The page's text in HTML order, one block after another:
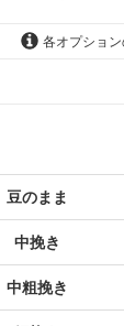
各オプショ
豆のまま
中挽き
中粗挽き